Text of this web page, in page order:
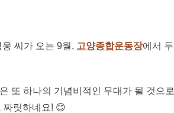
씨가 오는 9월, 고양종합운동장에서 두
또 하나의 기념비적인 무대가 될 것으로
짜릿하네요! 😊